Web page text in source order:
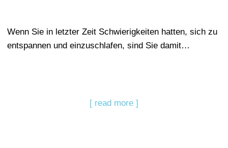
Wenn Sie in letzter Zeit Schwierigkeiten hatten, sich zu
entspannen und einzuschlafen, sind Sie damit…
[ read more ]